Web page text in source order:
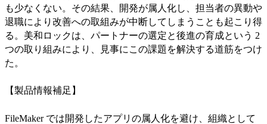
も少なくない。その結果、開発が属人化し、担当者の異動や
退職により改善への取組みが中断してしまうことも起こり得
る。美和ロックは、パートナーの選定と後進の育成という 2
つの取り組みにより、見事にこの課題を解決する道筋をつけ
た。
【製品情報補足】
FileMaker では開発したアプリの属人化を避け、組織として